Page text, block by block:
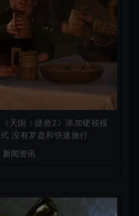
《天国：拯救2》添加硬核模
式 没有罗盘和快速旅行
新闻资讯